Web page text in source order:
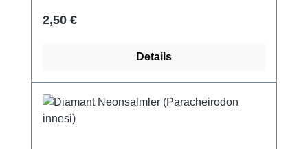
Regulärer Preis:
2,50 €
Details